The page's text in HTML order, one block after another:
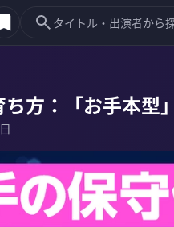
方：「お手本型